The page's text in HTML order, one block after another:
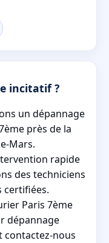
incitatif ?
un dépannage
près de la
Mars.
rapide
des techniciens
certifiées.
Paris 7ème
dépannage
contactez-nous